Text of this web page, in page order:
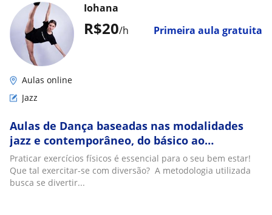
R$20/h Primeira aula gratuita
Iohana
Aulas online
Jazz
Aulas de Dança baseadas nas modalidades
jazz e contemporâneo, do básico ao
avançado, no conforto e praticidade do seu
lar!
Praticar exercícios físicos é essencial para o seu bem estar!
Que tal exercitar-se com diversão? A metodologia utilizada
busca se divertir...